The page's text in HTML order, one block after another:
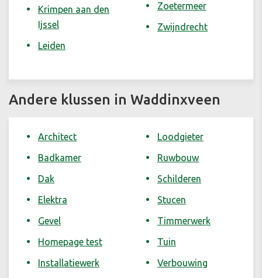
Krimpen aan den
Ijssel
Leiden
Zoetermeer
Zwijndrecht
Andere klussen in Waddinxveen
Architect
Badkamer
Dak
Elektra
Gevel
Homepage test
Installatiewerk
Loodgieter
Ruwbouw
Schilderen
Stucen
Timmerwerk
Tuin
Verbouwing